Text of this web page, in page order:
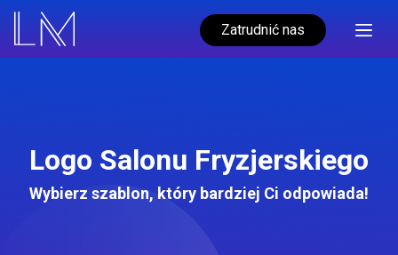
Zatrudnić nas
Logo Salonu Fryzjerskiego
Wybierz szablon, który bardziej Ci odpowiada!